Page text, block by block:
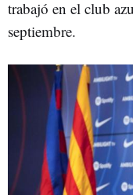
trabajó en el club
septiembre.